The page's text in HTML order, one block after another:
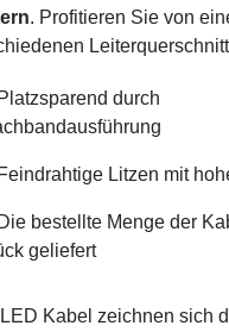
. Profitieren Sie von
durch
Litzen mit
bestellte Menge der
geliefert
Kabel zeichnen sich